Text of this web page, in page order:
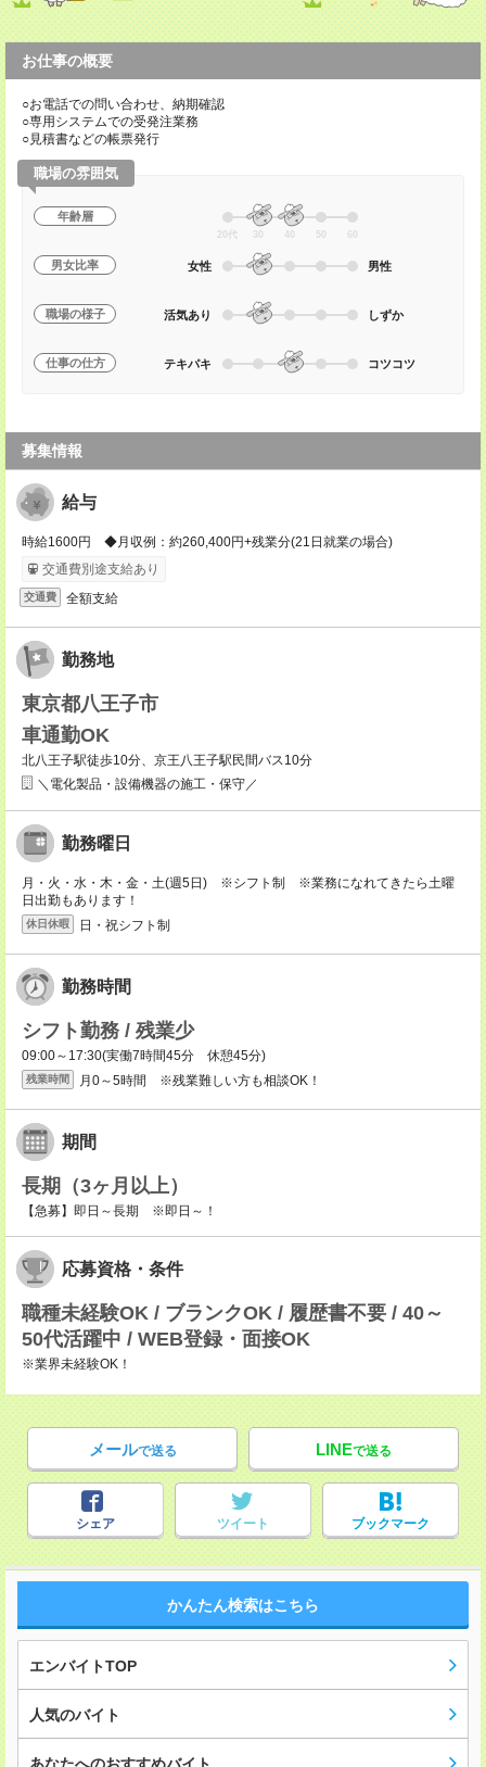
お仕事の概要
○お電話での問い合わせ、納期確認
○専用システムでの受発注業務
○見積書などの帳票発行
職場の雰囲気
年齢層
20代 30 40 50 60
男女比率 女性 男性
職場の様子 活気あり しずか
仕事の仕方 テキパキ コツコツ
募集情報
給与
時給1600円 ◆月収例：約260,400円+残業分(21日就業の場合)
交通費別途支給あり
交通費 全額支給
勤務地
東京都八王子市
車通勤OK
北八王子駅徒歩10分、京王八王子駅民間バス10分
＼電化製品・設備機器の施工・保守／
勤務曜日
月・火・水・木・金・土(週5日) ※シフト制 ※業務になれてきたら土曜
日出勤もあります！
休日休暇 日・祝シフト制
勤務時間
シフト勤務 / 残業少
09:00～17:30(実働7時間45分 休憩45分)
残業時間 月0～5時間 ※残業難しい方も相談OK！
期間
長期（3ヶ月以上）
【急募】即日～長期 ※即日～！
応募資格・条件
職種未経験OK / ブランクOK / 履歴書不要 / 40～
50代活躍中 / WEB登録・面接OK
※業界未経験OK！
メールで送る LINEで送る
シェア ツイート ブックマーク
かんたん検索はこちら
エンバイトTOP
人気のバイト